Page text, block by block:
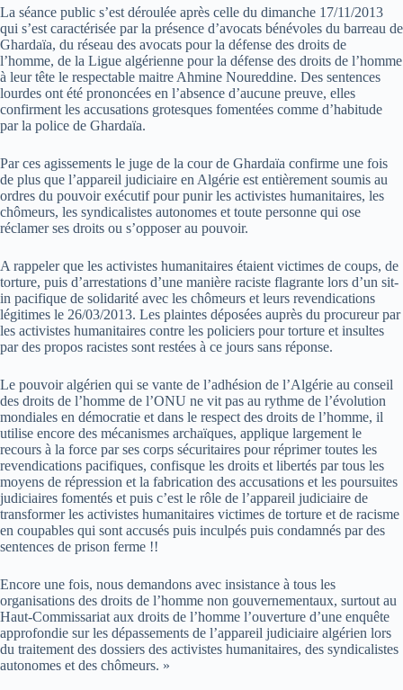
La séance public s’est déroulée après celle du dimanche 17/11/2013
qui s’est caractérisée par la présence d’avocats bénévoles du barreau de
Ghardaïa, du réseau des avocats pour la défense des droits de
l’homme, de la Ligue algérienne pour la défense des droits de l’homme
à leur tête le respectable maitre Ahmine Noureddine. Des sentences
lourdes ont été prononcées en l’absence d’aucune preuve, elles
confirment les accusations grotesques fomentées comme d’habitude
par la police de Ghardaïa.
Par ces agissements le juge de la cour de Ghardaïa confirme une fois
de plus que l’appareil judiciaire en Algérie est entièrement soumis au
ordres du pouvoir exécutif pour punir les activistes humanitaires, les
chômeurs, les syndicalistes autonomes et toute personne qui ose
réclamer ses droits ou s’opposer au pouvoir.
A rappeler que les activistes humanitaires étaient victimes de coups, de
torture, puis d’arrestations d’une manière raciste flagrante lors d’un sit-
in pacifique de solidarité avec les chômeurs et leurs revendications
légitimes le 26/03/2013. Les plaintes déposées auprès du procureur par
les activistes humanitaires contre les policiers pour torture et insultes
par des propos racistes sont restées à ce jours sans réponse.
Le pouvoir algérien qui se vante de l’adhésion de l’Algérie au conseil
des droits de l’homme de l’ONU ne vit pas au rythme de l’évolution
mondiales en démocratie et dans le respect des droits de l’homme, il
utilise encore des mécanismes archaïques, applique largement le
recours à la force par ses corps sécuritaires pour réprimer toutes les
revendications pacifiques, confisque les droits et libertés par tous les
moyens de répression et la fabrication des accusations et les poursuites
judiciaires fomentés et puis c’est le rôle de l’appareil judiciaire de
transformer les activistes humanitaires victimes de torture et de racisme
en coupables qui sont accusés puis inculpés puis condamnés par des
sentences de prison ferme !!
Encore une fois, nous demandons avec insistance à tous les
organisations des droits de l’homme non gouvernementaux, surtout au
Haut-Commissariat aux droits de l’homme l’ouverture d’une enquête
approfondie sur les dépassements de l’appareil judiciaire algérien lors
du traitement des dossiers des activistes humanitaires, des syndicalistes
autonomes et des chômeurs. »